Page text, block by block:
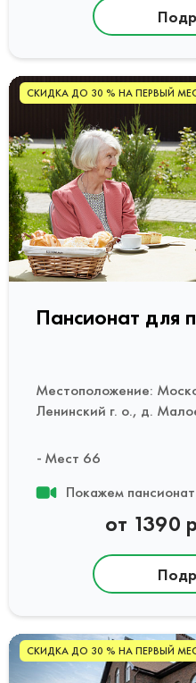
СКИДКА ДО 30 % НА ПЕРВЫЙ
Пансионат для
Местоположение:
Ленинский г. о., д.
Мест 66
Покажем
от 1390
СКИДКА ДО 30 % НА ПЕРВЫЙ